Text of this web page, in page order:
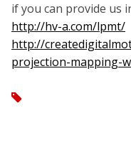
if you can provide us
http://hv-a.com/lpmt/
http://
projection-mapping-
tag